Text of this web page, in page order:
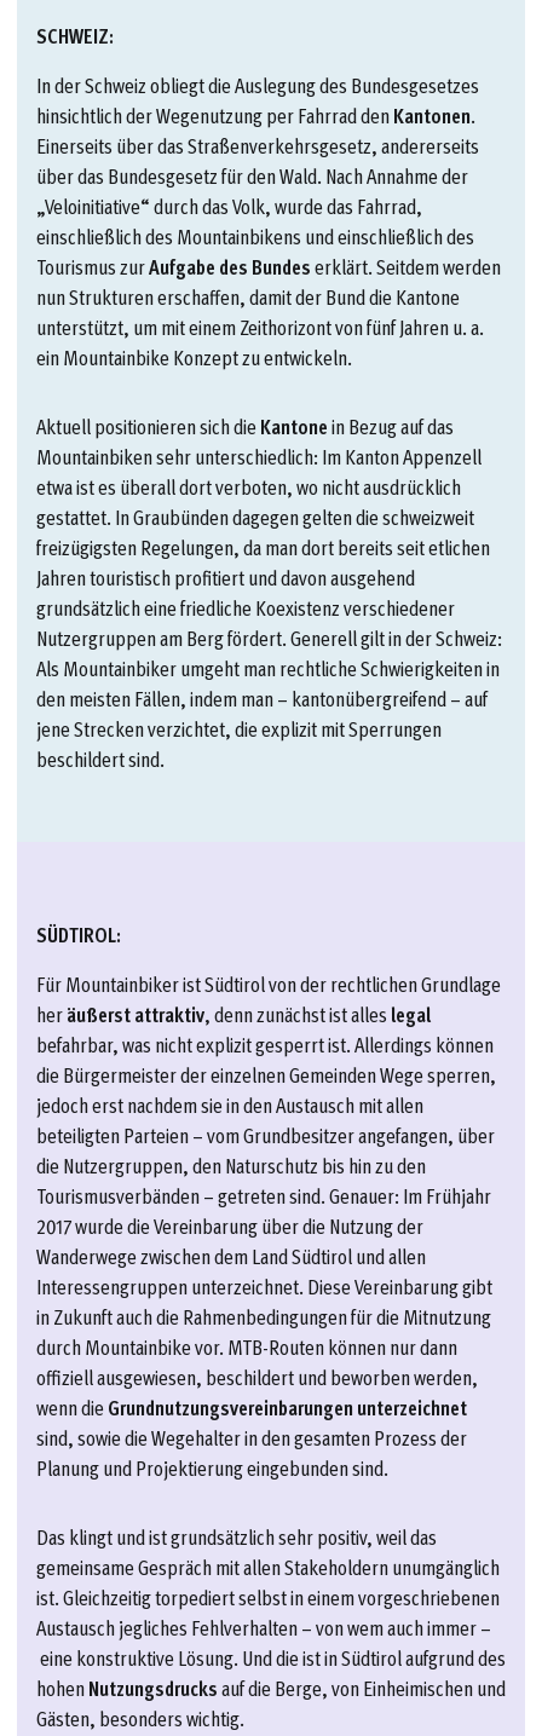
SCHWEIZ:
In der Schweiz obliegt die Auslegung des Bundesgesetzes
hinsichtlich der Wegenutzung per Fahrrad denKantonen.
Einerseits über das Straßenverkehrsgesetz, andererseits
über das Bundesgesetz für den Wald. Nach Annahme der
„Veloinitiative“ durch das Volk, wurde das Fahrrad,
einschließlich des Mountainbikens und einschließlich des
Tourismus zurAufgabe des Bundeserklärt. Seitdem werden
nun Strukturen erschaffen, damit der Bund die Kantone
unterstützt, um mit einem Zeithorizont von fünf Jahren u. a.
ein Mountainbike Konzept zu entwickeln.
Aktuell positionieren sich dieKantonein Bezug auf das
Mountainbiken sehr unterschiedlich: Im Kanton Appenzell
etwa ist es überall dort verboten, wo nicht ausdrücklich
gestattet. In Graubünden dagegen gelten die schweizweit
freizügigsten Regelungen, da man dort bereits seit etlichen
Jahren touristisch profitiert und davon ausgehend
grundsätzlich eine friedliche Koexistenz verschiedener
Nutzergruppen am Berg fördert. Generell gilt in der Schweiz:
Als Mountainbiker umgeht man rechtliche Schwierigkeiten in
den meisten Fällen, indem man – kantonübergreifend – auf
jene Strecken verzichtet, die explizit mit Sperrungen
beschildert sind.
SÜDTIROL:
Für Mountainbiker ist Südtirol von der rechtlichen Grundlage
heräußerst attraktiv, denn zunächst ist alles legal
befahrbar, was nicht explizit gesperrt ist. Allerdings können
die Bürgermeister der einzelnen Gemeinden Wege sperren,
jedoch erst nachdem sie in den Austausch mit allen
beteiligten Parteien – vom Grundbesitzer angefangen, über
die Nutzergruppen, den Naturschutz bis hin zu den
Tourismusverbänden – getreten sind. Genauer: Im Frühjahr
2017 wurde die Vereinbarung über die Nutzung der
Wanderwege zwischen dem Land Südtirol und allen
Interessengruppen unterzeichnet. Diese Vereinbarung gibt
in Zukunft auch die Rahmenbedingungen für die Mitnutzung
durch Mountainbike vor. MTB-Routen können nur dann
offiziell ausgewiesen, beschildert und beworben werden,
wenn dieGrundnutzungsvereinbarungen unterzeichnet
sind, sowie die Wegehalter in den gesamten Prozess der
Planung und Projektierung eingebunden sind.
Das klingt und ist grundsätzlich sehr positiv, weil das
gemeinsame Gespräch mit allen Stakeholdern unumgänglich
ist. Gleichzeitig torpediert selbst in einem vorgeschriebenen
Austausch jegliches Fehlverhalten – von wem auch immer –
eine konstruktive Lösung. Und die ist in Südtirol aufgrund des
hohenNutzungsdrucksauf die Berge, von Einheimischen und
Gästen, besonders wichtig.